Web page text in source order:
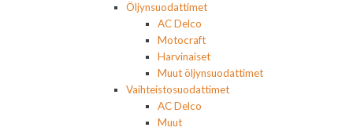
Öljynsuodattimet
AC Delco
Motocraft
Harvinaiset
Muut öljynsuodattimet
Vaihteistosuodattimet
AC Delco
Muut